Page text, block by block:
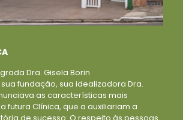
Dra. Gisela Borin
sua fundação, sua idealizadora Dra.
as características mais
futura Clínica, que a auxiliariam a